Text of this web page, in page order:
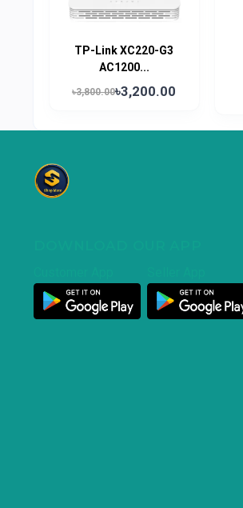
TP-Link XC220-G3
AC1200...
৳3,800.00৳3,200.00